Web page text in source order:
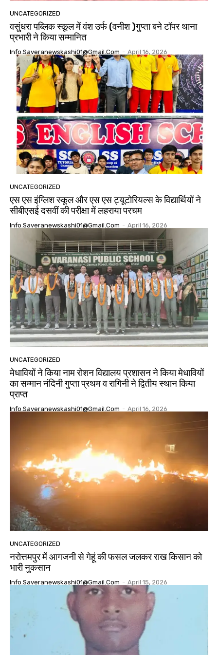
UNCATEGORIZED
वसुंधरा पब्लिक स्कूल में वंश उर्फ (वनीश )गुप्ता बने टॉपर थाना
प्रभारी ने किया सम्मानित
Info.saveranewskashi01@gmail.com - April 16, 2026
UNCATEGORIZED
एस एस इंग्लिश स्कूल और एस एस ट्यूटोरियल्स के विद्यार्थियों ने
सीबीएसई दसवीं की परीक्षा में लहराया परचम
Info.saveranewskashi01@gmail.com - April 16, 2026
UNCATEGORIZED
मेधावियों ने किया नाम रोशन विद्यालय प्रशासन ने किया मेधावियों
का सम्मान नंदिनी गुप्ता प्रथम व रागिनी ने द्वितीय स्थान किया
प्राप्त
Info.saveranewskashi01@gmail.com - April 16, 2026
UNCATEGORIZED
नरोत्तमपुर में आगजनी से गेहूं की फसल जलकर राख किसान को
भारी नुकसान
Info.saveranewskashi01@gmail.com - April 15, 2026